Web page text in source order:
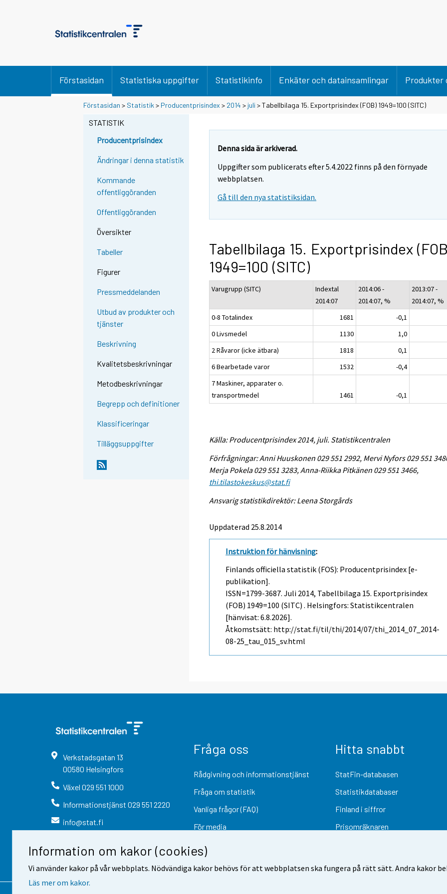
Information om kakor (cookies)
Vi använder kakor på vår webbplats. Nödvändiga kakor behövs för att webbplatsen ska fungera på rätt sätt. Andra kakor
Läs mer om kakor.
Förstasidan Statistiska uppgifter Statistikinfo Enkäter och datainsamlingar Produkter
Förstasidan > Statistik > Producentprisindex > 2014 > juli > Tabellbilaga 15. Exportprisindex (FOB) 1949=100 (SITC)
STATISTIK
Producentprisindex
Ändringar i denna statistik
Kommande
offentliggöranden
Offentliggöranden
Översikter
Tabeller
Figurer
Pressmeddelanden
Utbud av produkter och
tjänster
Beskrivning
Kvalitetsbeskrivningar
Metodbeskrivningar
Begrepp och definitioner
Klassificeringar
Tilläggsuppgifter
Denna sida är arkiverad.
Uppgifter som publicerats efter 5.4.2022 finns på den förnyade
webbplatsen.
Gå till den nya statistiksidan.
Tabellbilaga 15. Exportprisindex
1949=100 (SITC)
Varugrupp (SITC)
Indextal
2014:07
2014:06 -
2014:07, %
2013:07 -
2014:07, %
0-8 Totalindex
1681
-0,1
0 Livsmedel
1130
1,0
2 Råvaror (icke ätbara)
1818
0,1
6 Bearbetade varor
1532
-0,4
7 Maskiner, apparater o.
transportmedel
1461 -0,1
Källa: Producentprisindex 2014, juli. Statistikcentralen
Förfrågningar: Anni Huuskonen 029 551 2992, Mervi Nyfors 029 551
Merja Pokela 029 551 3283, Anna-Riikka Pitkänen 029 551 3466,
thi.tilastokeskus@stat.fi
Ansvarig statistikdirektör: Leena Storgårds
Uppdaterad 25.8.2014
Instruktion för hänvisning:
Finlands officiella statistik (FOS): Producentprisindex [e-
publikation].
ISSN=1799-3687.Juli 2014, Tabellbilaga 15. Exportprisindex
(FOB) 1949=100 (SITC) . Helsingfors: Statistikcentralen
[hänvisat: 6.8.2026].
Åtkomstsätt: http://stat.fi/til/thi/2014/07/thi_2014_07_2014-
08-25_tau_015_sv.html
Verkstadsgatan 13
00580 Helsingfors
Växel 029 551 1000
Informationstjänst 029 551 2220
info@stat.fi
Fråga oss
Rådgivning och informationstjänst
Fråga om statistik
Vanliga frågor (FAQ)
För media
Hitta snabbt
StatFin-databasen
Statistikdatabaser
Finland i siffror
Prisomräknaren